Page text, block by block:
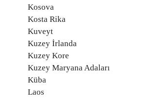
Kosova
Kosta Rika
Kuveyt
Kuzey İrlanda
Kuzey Kore
Kuzey Maryana Adaları
Küba
Laos